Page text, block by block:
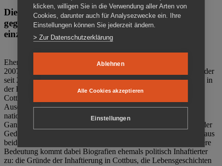
Die Gedenkstätte Zuchthaus Cottbus ist ein Ort
gegen das Vergessen. Anschaulich, nah und
einzigartig.
Ehemalige politische Häftlinge der DDR gründeten im Oktober
2007 den Verein Menschenrechtszentrum Cottbus e. V. (MRZ), der
seit 2011 Eigentümer des ehemaligen Gefängnisses (1860-2002) in
der Bautzener Straße und Träger der Gedenkstätte Zuchthaus
Cottbus ist. Im Zentrum der Arbeit der Gedenkstätte steht die
Auseinandersetzung mit politischem Unrecht während der
nationalsozialistischen Terrorherrschaft und der SED-Diktatur.
Ganzjährig zeigen mehrere Dauer- und Sonderausstellungen in der
Gedenkstätte Zuchthaus Cottbus Beispiele politischen Unrechts aus
beiden deutschen Diktaturen des 20. Jahrhunderts. Eine besondere
Bedeutung kommt dabei Biografien ehemals politisch Inhaftierter
zu: die Gründe der Inhaftierung in Cottbus, die Lebensgeschichten
klicken, willigen Sie in die Verwendung aller Arten von
Cookies, darunter auch für Analysezwecke ein. Ihre
Einstellungen können Sie jederzeit ändern.
> Zur Datenschutzerklärung
Ablehnen
Alle Cookies akzeptieren
Einstellungen